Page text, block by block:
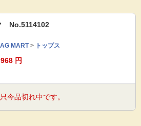
No.5114102
MART> トップス
円
今品切れ中です。